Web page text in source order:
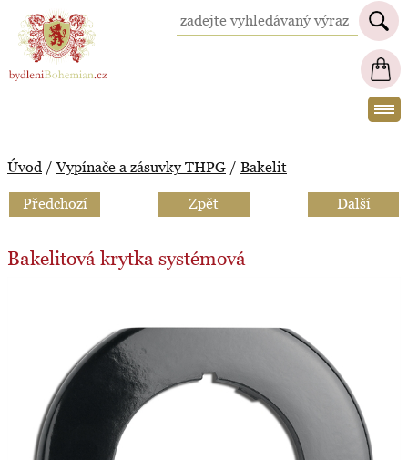
BydleniBohemian.cz
Úvod /Vypínače a zásuvky THPG / Bakelit
Předchozí Zpět Další
Bakelitová krytka systémová